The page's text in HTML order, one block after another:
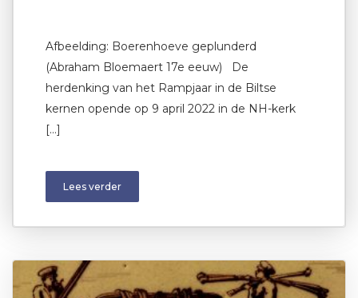
Afbeelding: Boerenhoeve geplunderd
(Abraham Bloemaert 17e eeuw) De
herdenking van het Rampjaar in de Biltse
kernen opende op 9 april 2022 in de NH-kerk
[…]
Lees verder